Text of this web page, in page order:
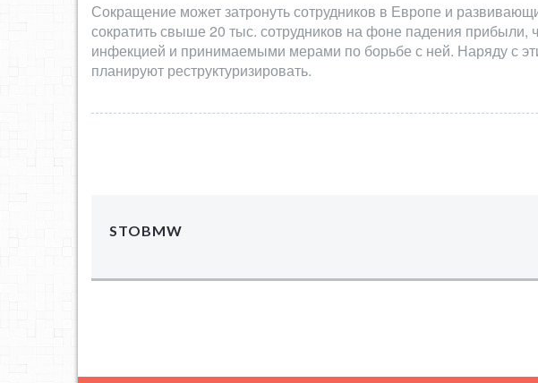
Сокращение может затронуть сотрудников в Европе и
сократить свыше 20 тыс. сотрудников на фоне падения прибыли,
инфекцией и принимаемыми мерами по борьбе с ней. Наряду с
планируют реструктуризировать.
STOBMW